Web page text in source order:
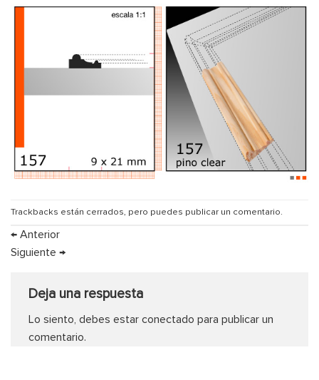
Trackbacks están cerrados, pero puedes publicar un comentario.
← Anterior
Siguiente →
Deja una respuesta
Lo siento, debes estar conectado para publicar un
comentario.